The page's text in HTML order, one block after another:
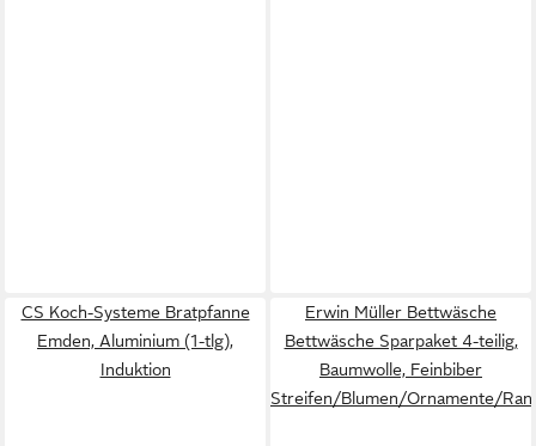
CS Koch-Systeme Bratpfanne
Emden, Aluminium (1-tlg),
Induktion
Erwin Müller Bettwäsche
Bettwäsche Sparpaket 4-teilig,
Baumwolle, Feinbiber
Streifen/Blumen/Ornamente/